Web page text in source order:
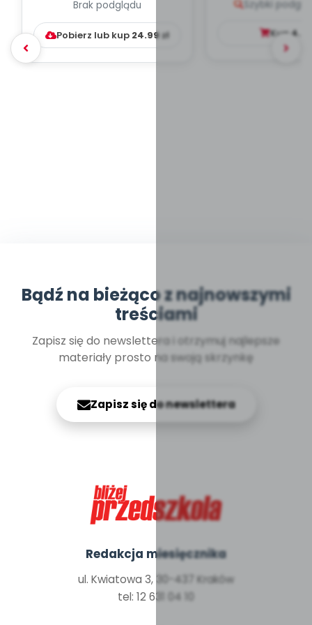
WYCHOWAWCZO –
DYDAKTYC...
Brak podglądu
Pobierz lub kup 24.99zł
Szybki
Kup
Bądź na bieżąco z najnowszymi
treściami
Zapisz się do newslettera i otrzymuj najlepsze
materiały prosto na swoją skrzynkę
Zapisz się do newslettera
Redakcja miesięcznika
ul. Kwiatowa 3, 30-437 Kraków
tel: 12 631 04 10